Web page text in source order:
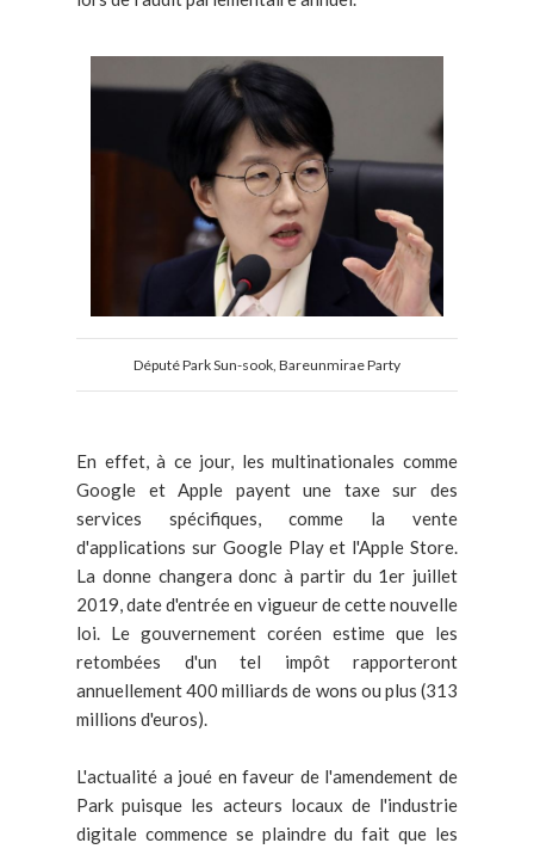
Député Park Sun-sook, Bareunmirae Party
En effet, à ce jour, les multinationales comme
Google et Apple payent une taxe sur des
services spécifiques, comme la vente
d'applications sur Google Play et l'Apple Store.
La donne changera donc à partir du 1er juillet
2019, date d'entrée en vigueur de cette nouvelle
loi. Le gouvernement coréen estime que les
retombées d'un tel impôt rapporteront
annuellement 400 milliards de wons ou plus (313
millions d'euros).
L'actualité a joué en faveur de l'amendement de
Park puisque les acteurs locaux de l'industrie
digitale commence se plaindre du fait que les